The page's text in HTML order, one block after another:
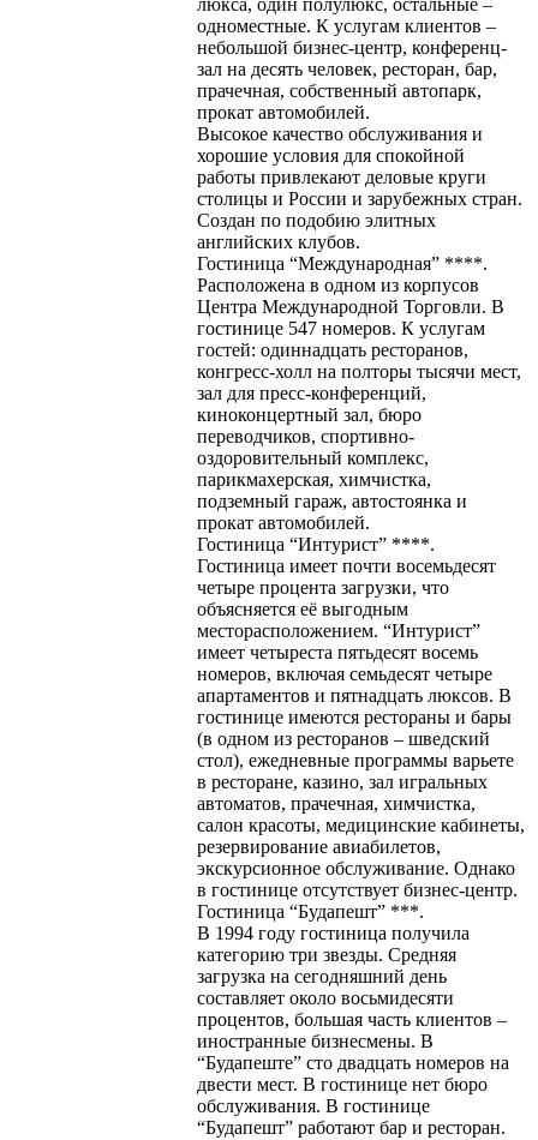
люкса, один полулюкс, остальные –
одноместные. К услугам клиентов –
небольшой бизнес-центр, конференц-
зал на десять человек, ресторан, бар,
прачечная, собственный автопарк,
прокат автомобилей.
Высокое качество обслуживания и
хорошие условия для спокойной
работы привлекают деловые круги
столицы и России и зарубежных стран.
Создан по подобию элитных
английских клубов.
Гостиница “Международная” ****.
Расположена в одном из корпусов
Центра Международной Торговли. В
гостинице 547 номеров. К услугам
гостей: одиннадцать ресторанов,
конгресс-холл на полторы тысячи мест,
зал для пресс-конференций,
киноконцертный зал, бюро
переводчиков, спортивно-
оздоровительный комплекс,
парикмахерская, химчистка,
подземный гараж, автостоянка и
прокат автомобилей.
Гостиница “Интурист” ****.
Гостиница имеет почти восемьдесят
четыре процента загрузки, что
объясняется её выгодным
месторасположением. “Интурист”
имеет четыреста пятьдесят восемь
номеров, включая семьдесят четыре
апартаментов и пятнадцать люксов. В
гостинице имеются рестораны и бары
(в одном из ресторанов – шведский
стол), ежедневные программы варьете
в ресторане, казино, зал игральных
автоматов, прачечная, химчистка,
салон красоты, медицинские кабинеты,
резервирование авиабилетов,
экскурсионное обслуживание. Однако
в гостинице отсутствует бизнес-центр.
Гостиница “Будапешт” ***.
В 1994 году гостиница получила
категорию три звезды. Средняя
загрузка на сегодняшний день
составляет около восьмидесяти
процентов, большая часть клиентов –
иностранные бизнесмены. В
“Будапеште” сто двадцать номеров на
двести мест. В гостинице нет бюро
обслуживания. В гостинице
“Будапешт” работают бар и ресторан.